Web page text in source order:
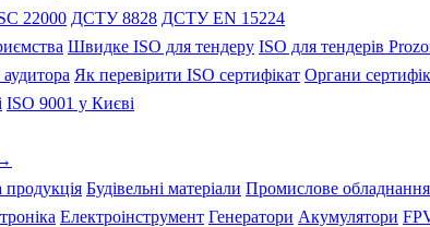
22000 ДСТУ 8828 ДСТУ EN 15224
Швидке ISO для тендеру ISO для тендерів
Як перевірити ISO сертифікат Органи
ISO 9001 у Києві
продукція Будівельні матеріали Промислове обладнання
Електроінструмент Генератори Акумулятори